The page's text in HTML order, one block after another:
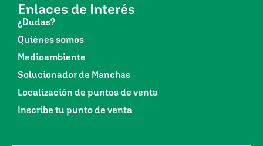
Enlaces de Interés
¿Dudas?
Quiénes somos
Medioambiente
Solucionador de Manchas
Localización de puntos de venta
Inscribe tu punto de venta